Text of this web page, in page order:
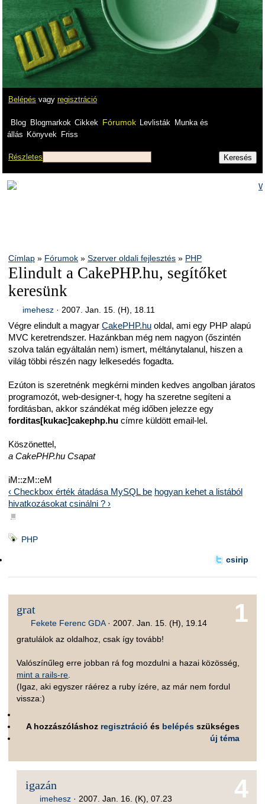
Belépés vagy regisztráció
Blog Blogmarkok Cikkek Fórumok Levlisták
Munka és
állás Könyvek Friss
Részletes
Címlap » Fórumok » Szerver oldali fejlesztés » PHP
Elindult a CakePHP.hu, segítőket
keresünk
imehesz· 2007. Jan. 15. (H), 18.11
Végre elindult a magyar CakePHP.hu oldal, ami egy PHP alapú
MVC keretrendszer. Hazánkban még nem nagyon (őszintén
szolva talán egyáltalán nem) ismert, méltánytalanul, hiszen a
világ többi részén nagy lelkesedés fogadta.
Ezúton is szeretnénk megkérni minden kedves angolban járatos
programozót, web-designer-t, hogy ha szeretne segíteni a
forditásban, akkor szándékat még időben jelezze egy
forditas[kukac]cakephp.hu címre küldött email-lel.
Köszönettel,
a CakePHP.hu Csapat
iM::zM::eM
‹ Checkbox érték átadása MySQL be hogyan kehet a listából
hivatkozásokat csinálni ? ›
■
PHP
csirip
1
grat
Fekete Ferenc GDA· 2007. Jan. 15. (H), 19.14
gratulálok az oldalhoz, csak így tovább!
Valószínűleg erre jobban rá fog mozdulni a hazai közösség,
mint a rails-re
(Igaz, aki egyszer ráérez a ruby ízére, az már nem fordul
vissza:)
A hozzászóláshoz regisztráció és belépés szükséges
új téma
4
igazán
imehesz· 2007. Jan. 16. (K), 07.23